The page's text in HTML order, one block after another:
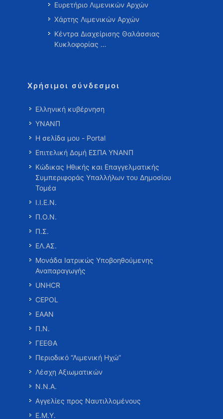
Ευρετήριο Λιμενικών Αρχών
Χάρτης Λιμενικών Αρχών
Κέντρα Διαχείρισης Θαλάσσιας
Κυκλοφορίας …
Χρήσιμοι σύνδεσμοι
Ελληνική κυβέρνηση
ΥΝΑΝΠ
Η σελίδα μου - Portal
Επιτελική Δομή ΕΣΠΑ ΥΝΑΝΠ
Κώδικας Ηθικής και Επαγγελματικής
Συμπεριφοράς Υπαλλήλων του Δημοσίου
Τομέα
Ι.Ι.Ε.Ν.
Π.Ο.Ν.
Π.Σ.
ΕΛ.ΑΣ.
Μονάδα Ιατρικώς Υποβοηθούμενης
Αναπαραγωγής
UNHCR
CEPOL
ΕΑΑΝ
Π.Ν.
ΓΕΕΘΑ
Περιοδικό “Λιμενική Ηχώ”
Λέσχη Αξιωματικών
Ν.Ν.Α.
Αγγελίες προς Ναυτιλλομένους
Ε.Μ.Υ.